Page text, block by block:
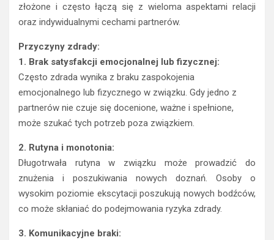
złożone i często łączą się z wieloma aspektami relacji
oraz indywidualnymi cechami partnerów.
Przyczyny zdrady:
1. Brak satysfakcji emocjonalnej lub fizycznej:
Często zdrada wynika z braku zaspokojenia
emocjonalnego lub fizycznego w związku. Gdy jedno z
partnerów nie czuje się docenione, ważne i spełnione,
może szukać tych potrzeb poza związkiem.
2. Rutyna i monotonia:
Długotrwała rutyna w związku może prowadzić do
znużenia i poszukiwania nowych doznań. Osoby o
wysokim poziomie ekscytacji poszukują nowych bodźców,
co może skłaniać do podejmowania ryzyka zdrady.
3. Komunikacyjne braki: